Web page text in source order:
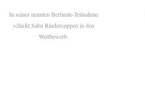
In seiner neunten Berlinale-Teilnahme
schickt Sabu Rindersuppen in den
Wettbewerb.